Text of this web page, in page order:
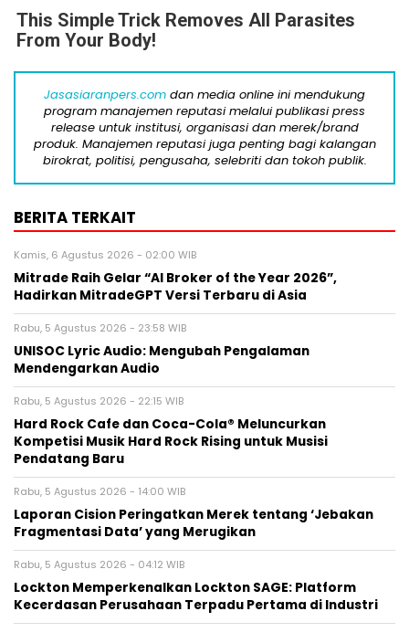
This Simple Trick Removes All Parasites
From Your Body!
Jasasiaranpers.com dan media online ini mendukung
program manajemen reputasi melalui publikasi press
release untuk institusi, organisasi dan merek/brand
produk. Manajemen reputasi juga penting bagi kalangan
birokrat, politisi, pengusaha, selebriti dan tokoh publik.
BERITA TERKAIT
Kamis, 6 Agustus 2026 - 02:00 WIB
Mitrade Raih Gelar “AI Broker of the Year 2026”,
Hadirkan MitradeGPT Versi Terbaru di Asia
Rabu, 5 Agustus 2026 - 23:58 WIB
UNISOC Lyric Audio: Mengubah Pengalaman
Mendengarkan Audio
Rabu, 5 Agustus 2026 - 22:15 WIB
Hard Rock Cafe dan Coca-Cola® Meluncurkan
Kompetisi Musik Hard Rock Rising untuk Musisi
Pendatang Baru
Rabu, 5 Agustus 2026 - 14:00 WIB
Laporan Cision Peringatkan Merek tentang ‘Jebakan
Fragmentasi Data’ yang Merugikan
Rabu, 5 Agustus 2026 - 04:12 WIB
Lockton Memperkenalkan Lockton SAGE: Platform
Kecerdasan Perusahaan Terpadu Pertama di Industri